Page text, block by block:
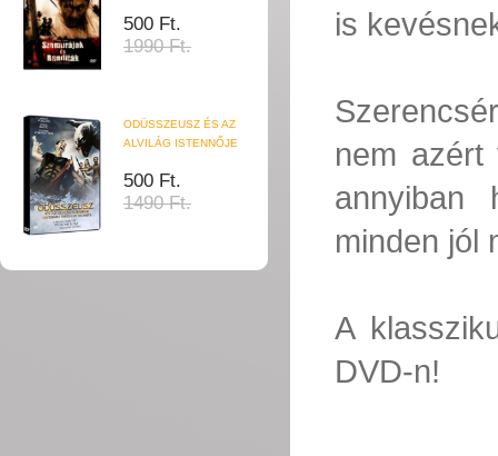
500 Ft.
1990 Ft.
ODÜSSZEUSZ ÉS AZ
ALVILÁG ISTENNŐJE
500 Ft.
1490 Ft.
is
nem azért
annyiban
minden jól
A
DVD-n!